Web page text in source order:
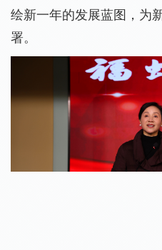
绘新一年的发展蓝图，为
署。